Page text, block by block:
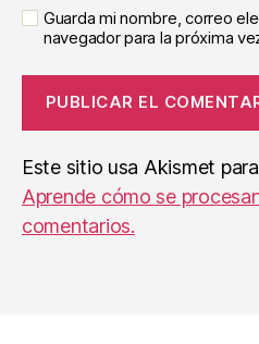
Guarda mi nombre, correo
navegador para la próxima
Este sitio usa Akismet
Aprende cómo se
comentarios.